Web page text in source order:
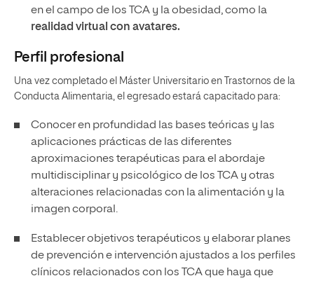
en el campo de los TCA y la obesidad, como la
realidad virtual con avatares.
Perfil profesional
Una vez completado el Máster Universitario en Trastornos de la
Conducta Alimentaria, el egresado estará capacitado para:
Conocer en profundidad las bases teóricas y las
aplicaciones prácticas de las diferentes
aproximaciones terapéuticas para el abordaje
multidisciplinar y psicológico de los TCA y otras
alteraciones relacionadas con la alimentación y la
imagen corporal.
Establecer objetivos terapéuticos y elaborar planes
de prevención e intervención ajustados a los perfiles
clínicos relacionados con los TCA que haya que